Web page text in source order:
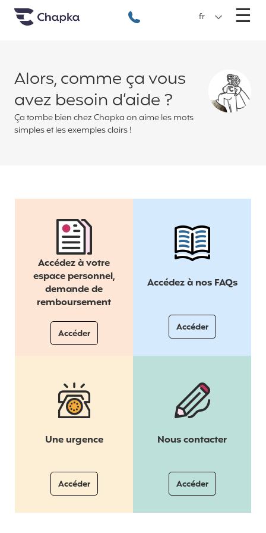
Chapka Assurances Voyages
+33 1 74 85 50 50
fr ☰
Alors, comme ça vous
avez besoin d’aide ?
Ça tombe bien chez Chapka on aime les mots
simples et les exemples clairs !
Accédez à votre
espace personnel,
demande de
remboursement
Accéder
à la rubrique mon espace
Accédez à nos FAQs
Accéder
à la rubrique FAQ
Une urgence
Accéder
à la rubrique Urgence
Nous contacter
Accéder
à la rubrique contact